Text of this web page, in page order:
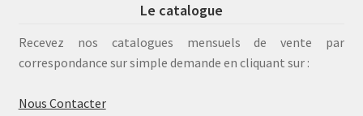
Le catalogue
Recevez nos catalogues mensuels de vente par
correspondance sur simple demande en cliquant sur :
Nous Contacter